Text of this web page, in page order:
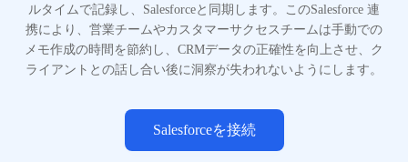
ルタイムで記録し、Salesforceと同期します。このSalesforce 連
携により、営業チームやカスタマーサクセスチームは手動での
メモ作成の時間を節約し、CRMデータの正確性を向上させ、ク
ライアントとの話し合い後に洞察が失われないようにします。
Salesforceを接続